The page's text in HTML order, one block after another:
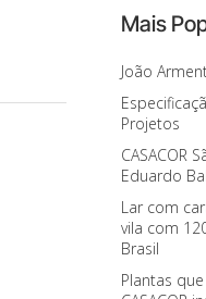
Mais
João
Projetos
CASACOR
Eduardo
Lar com
vila com
Brasil
Plantas